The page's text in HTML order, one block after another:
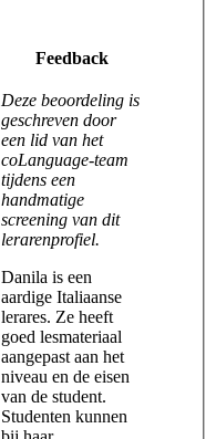
Feedback
Deze beoordeling is
geschreven door
een lid van het
coLanguage-team
tijdens een
handmatige
screening van dit
lerarenprofiel.
Danila is een
aardige Italiaanse
lerares. Ze heeft
goed lesmateriaal
aangepast aan het
niveau en de eisen
van de student.
Studenten kunnen